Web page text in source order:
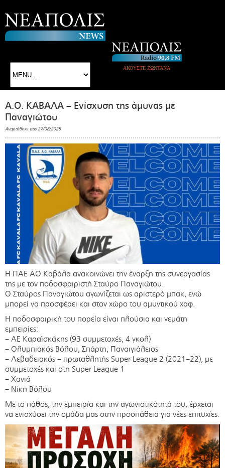
ΑΚΟΥΣΤΕ ΖΩΝΤΑΝΑ
Α.Ο. ΚΑΒΑΛΑ – Ενίσχυση της άμυνας με
Παναγιώτου
Αναρτήθηκε στις 27/08/2025
Η ΠΑΕ ΑΟ Καβάλα ανακοινώνει την έναρξη της συνεργασίας
της με τον ποδοσφαιριστή Σταύρο Παναγιώτου.
Ο Σταύρος Παναγιώτου αγωνίζεται ως αριστερό μπακ, ενώ
μπορεί να προσφέρει και στον χώρο του αμυντικού χαφ.
Η ποδοσφαιρική του πορεία είναι πλούσια και γεμάτη
εμπειρίες:
– ΑΕ Καραϊσκάκης (93 συμμετοχές, 4 γκολ)
– Ολυμπιακός Βόλου, Σπάρτη, Παναιγιάλειος
– Λεβαδειακός – πρωταθλητής Super League 2 (2021–22), με
συμμετοχές και στη Super League 1
– Χανιά
– Νίκη Βόλου
Με το πάθος, την εμπειρία και την αγωνιστικότητά του, έρχεται
να ενισχύσει την ομάδα μας στην προσπάθεια για νέες επιτυχίες.